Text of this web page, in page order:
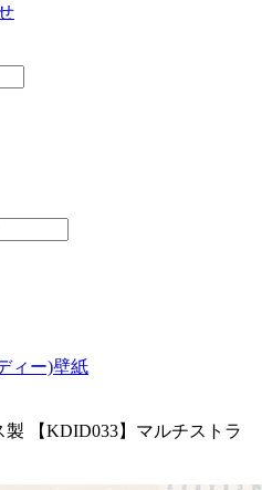
ィー)壁紙
製 【KDID033】マルチストラ